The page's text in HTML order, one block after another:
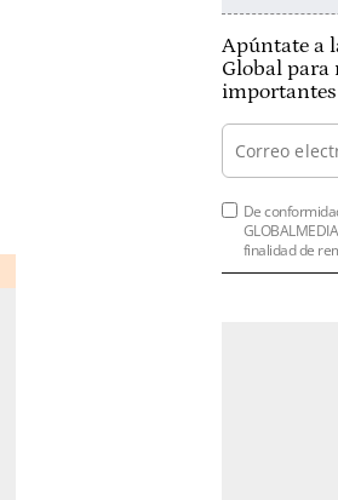
Apúntate a
Global para
De
finalidad de